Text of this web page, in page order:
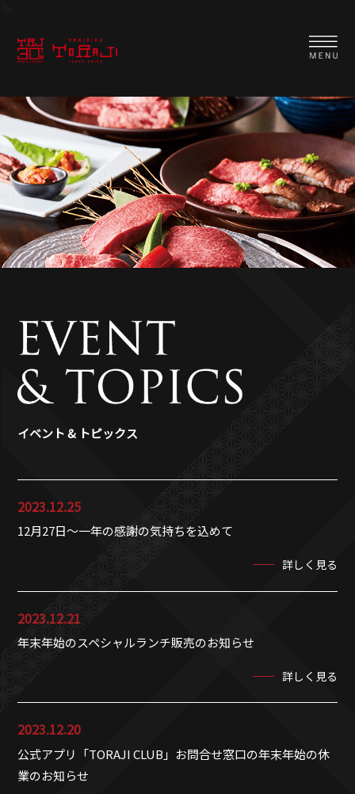
イベント & トピックス
2023.12.25
12月27日～一年の感謝の気持ちを込めて
詳しく見る
2023.12.21
年末年始のスペシャルランチ販売のお知らせ
詳しく見る
2023.12.20
公式アプリ「TORAJI CLUB」お問合せ窓口の年末年始の休
業のお知らせ